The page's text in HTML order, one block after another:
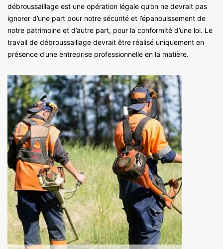
débroussaillage est une opération légale qu’on ne devrait pas
ignorer d’une part pour notre sécurité et l’épanouissement de
notre patrimoine et d’autre part, pour la conformité d’une loi. Le
travail de débroussaillage devrait être réalisé uniquement en
présence d’une entreprise professionnelle en la matière.